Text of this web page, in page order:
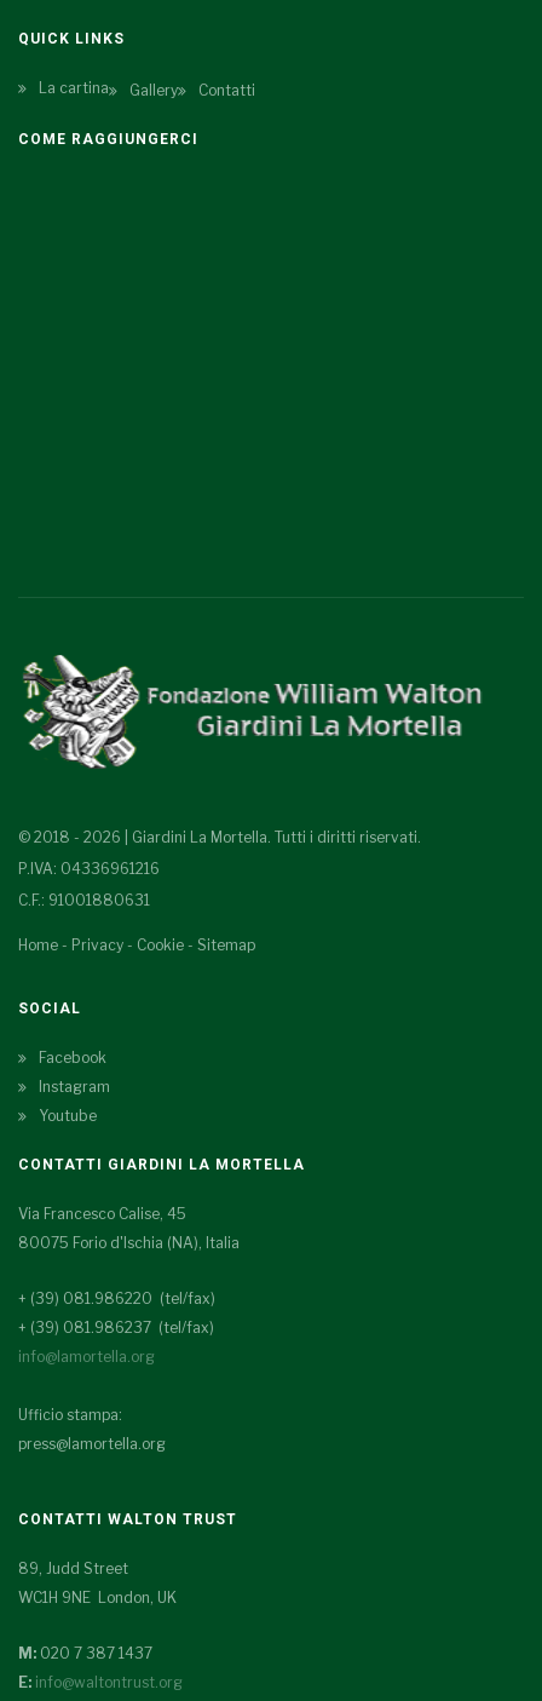
QUICK LINKS
La cartina Gallery Contatti
COME RAGGIUNGERCI
© 2018 - 2026 | Giardini La Mortella. Tutti i diritti riservati.
P.IVA: 04336961216
C.F.: 91001880631
Home - Privacy - Cookie - Sitemap
SOCIAL
Facebook
Instagram
Youtube
CONTATTI GIARDINI LA MORTELLA
Via Francesco Calise, 45
80075 Forio d'Ischia (NA), Italia
+ (39) 081.986220 (tel/fax)
+ (39) 081.986237 (tel/fax)
info@lamortella.org
Ufficio stampa:
press@lamortella.org
CONTATTI WALTON TRUST
89, Judd Street
WC1H 9NE London, UK
M: 020 7 387 1437
E: info@waltontrust.org